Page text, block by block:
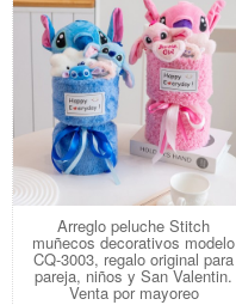
Arreglo peluche Stitch
muñecos decorativos modelo
CQ-3003, regalo original para
pareja, niños y San Valentin.
Venta por mayoreo